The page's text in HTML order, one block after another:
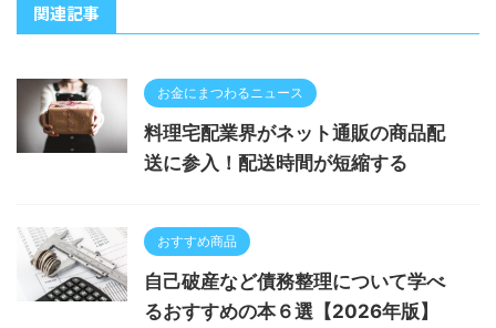
関連記事
お金にまつわるニュース
料理宅配業界がネット通販の商品配
送に参入！配送時間が短縮する
おすすめ商品
自己破産など債務整理について学べ
るおすすめの本６選【2026年版】